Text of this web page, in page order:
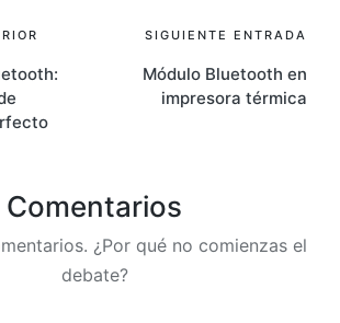
SIGUIENTE ENTRADA
Módulo Bluetooth en
impresora térmica
Comentarios
¿Por qué no comienzas el
debate?